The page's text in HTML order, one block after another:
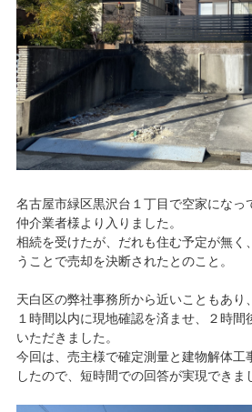
名古屋市緑区黒沢台１丁目で空家になっ
仲介業者様より入りました。
相続を受けたが、だれも住む予定が無く
うことで売却を決断されたとのこと。
天白区の弊社事務所から近いこともあり
１時間以内に現地確認を済ませ、２時間
いただきました。
今回は、売主様で確定測量と建物解体工
したので、 短時間での回答が実現できま